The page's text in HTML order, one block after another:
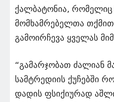
ქალბატონია, რომელიც
მომხამრებელთა
გამოირჩევა ყველას
“გამარჯობათ ძალიან
სამტრედიის ქუჩებში
დადის ფსიქიურად